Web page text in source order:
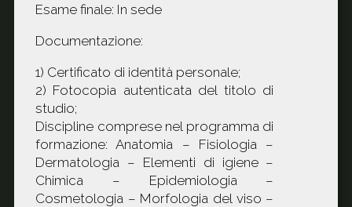
Esame finale: In sede
Documentazione:
1) Certificato di identità personale;
2) Fotocopia autenticata del titolo di
studio;
Discipline comprese nel programma di
formazione: Anatomia – Fisiologia –
Dermatologia – Elementi di igiene –
Chimica – Epidemiologia –
Cosmetologia – Morfologia del viso –